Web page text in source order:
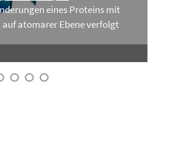
eines Proteins mit
atomarer Ebene verfolgt